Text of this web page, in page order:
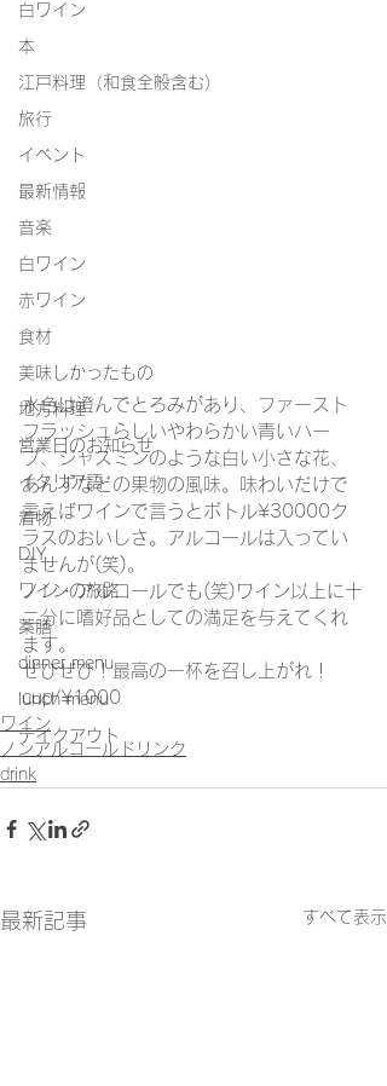
白ワイン
本
江戸料理（和食全般含む）
旅行
イベント
最新情報
音楽
白ワイン
赤ワイン
食材
美味しかったもの
地方料理
営業日のお知らせ
イタリア語
着物
DIY
ワインの旅路
薬膳
dinner menu
lunch menu
テイクアウト
水色は澄んでとろみがあり、ファースト
フラッシュらしいやわらかい青いハー
ブ、ジャスミンのような白い小さな花、
あんずなどの果物の風味。味わいだけで
言えばワインで言うとボトル¥30000ク
ラスのおいしさ。アルコールは入ってい
ませんが(笑)。
ノン・アルコールでも(笑)ワイン以上に十
二分に嗜好品としての満足を与えてくれ
ます。
ぜひぜひ！最高の一杯を召し上がれ！
cup/¥1000
ワイン
ノンアルコールドリンク
drink
最新記事 すべて表示